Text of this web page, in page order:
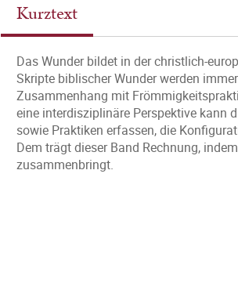
Kurztext
Das Wunder bildet in der christlich-
Skripte biblischer Wunder werden
Zusammenhang mit
eine interdisziplinäre Perspektive kann
sowie Praktiken erfassen, die
Dem trägt dieser Band Rechnung,
zusammenbringt.